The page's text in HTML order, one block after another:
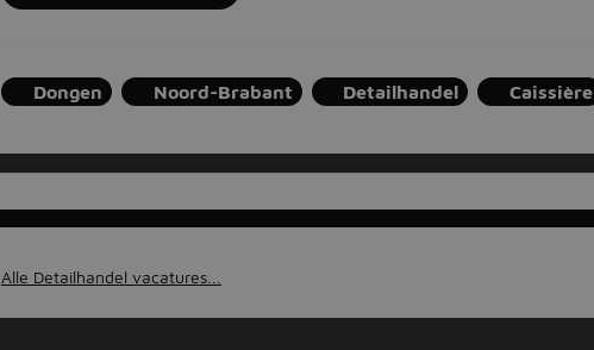
Dongen Noord-Brabant Detailhandel Caissière
Alle Detailhandel vacatures...